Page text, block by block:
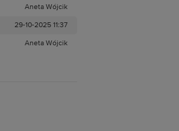
Aneta Wójcik
29-10-2025 11:37
Aneta Wójcik